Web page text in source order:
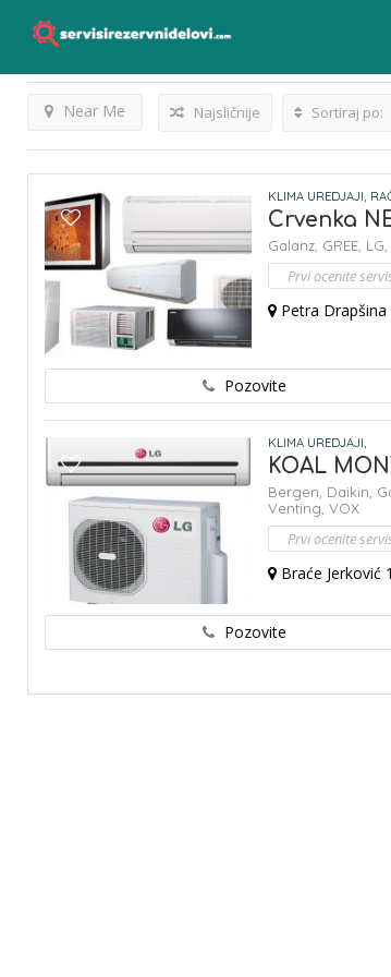
Rezultati ZaVentingListings
Near Me Najsličnije Sortiraj po:
KLIMA UREDJAJI,
Crvenka
Galanz, GREE, LG,
Prvi ocenite
Petra Drapšina
Pozovite
KLIMA UREDJAJI,
KOAL
Bergen, Daikin,
Venting, VOX
Prvi ocenite
Braće Jerković
Pozovite